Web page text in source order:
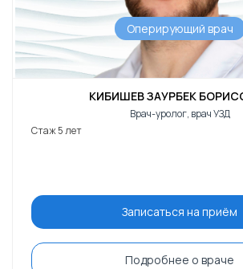
Оперирующий врач
КИБИШЕВ ЗАУРБЕК
Врач-уролог, врач УЗД
Стаж 5 лет
Записаться на приём
Подробнее о враче